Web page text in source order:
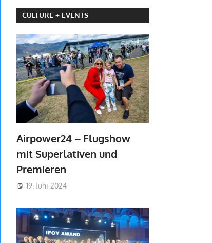
CULTURE + EVENTS
Airpower24 – Flugshow
mit Superlativen und
Premieren
19. Juni 2024